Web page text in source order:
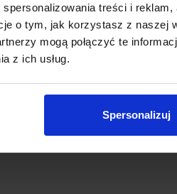
treści i
o tym, jak korzystasz z naszej
mogą połączyć te
z ich usług.
Spersonalizuj